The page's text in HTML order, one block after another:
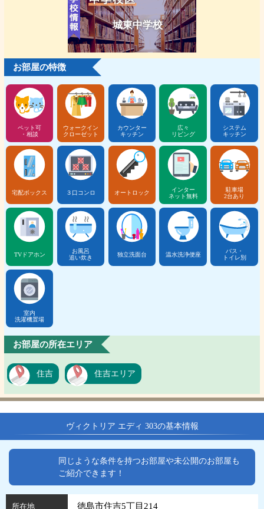
城東中学校
お部屋の特徴
ペット可
・相談
ウォークイン
クローゼット
カウンター
キッチン
広々
リビング
システム
キッチン
宅配ボックス ３口コンロ オートロック
インター
ネット無料
駐車場
2台あり
TVドアホン
お風呂
追い炊き
独立洗面台 温水洗浄便座
バス・
トイレ別
室内
洗濯機置場
お部屋の所在エリア
住吉 住吉エリア
ヴィクトリア エディ 303の基本情報
同じような条件を持つお部屋や未公開のお部屋も
ご紹介できます！
所在地 徳島市住吉5丁目214